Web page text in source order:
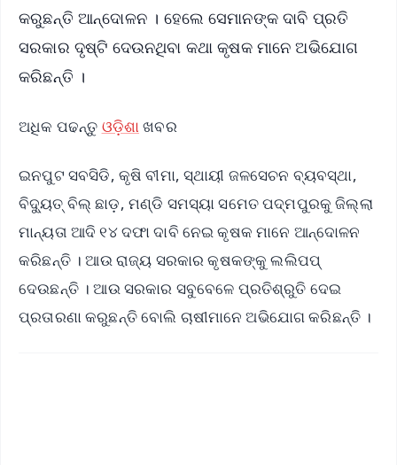
କରୁଛନ୍ତି ଆନ୍ଦୋଳନ । ହେଲେ ସେମାନଙ୍କ ଦାବି ପ୍ରତି
ସରକାର ଦୃଷ୍ଟି ଦେଉନଥିବା କଥା କୃଷକ ମାନେ ଅଭିଯୋଗ
କରିଛନ୍ତି ।
ଅଧିକ ପଢନ୍ତୁ ଓଡ଼ିଶା ଖବର
ଇନପୁଟ ସବସିଡି, କୃଷି ବୀମା, ସ୍ଥାୟୀ ଜଳସେଚନ ବ୍ୟବସ୍ଥା,
ବିଦ୍ୟୁତ୍ ବିଲ୍ ଛାଡ଼, ମଣ୍ଡି ସମସ୍ୟା ସମେତ ପଦ୍ମପୁରକୁ ଜିଲ୍ଲା
ମାନ୍ୟତା ଆଦି ୧୪ ଦଫା ଦାବି ନେଇ କୃଷକ ମାନେ ଆନ୍ଦୋଳନ
କରିଛନ୍ତି । ଆଉ ରାଜ୍ୟ ସରକାର କୃଷକଙ୍କୁ ଲଲିପପ୍
ଦେଉଛନ୍ତି । ଆଉ ସରକାର ସବୁବେଳେ ପ୍ରତିଶ୍ରୁତି ଦେଇ
ପ୍ରତାରଣା କରୁଛନ୍ତି ବୋଲି ଚାଷୀମାନେ ଅଭିଯୋଗ କରିଛନ୍ତି ।